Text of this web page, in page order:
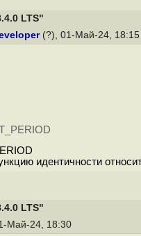
LTS"
(?), 01-Май-24, 18:15
идентичности
LTS"
Май-24, 18:30